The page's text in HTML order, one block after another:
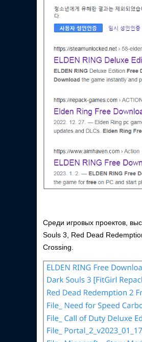
Среди игровых проектов,
Souls 3, Red Dead
Crossing.